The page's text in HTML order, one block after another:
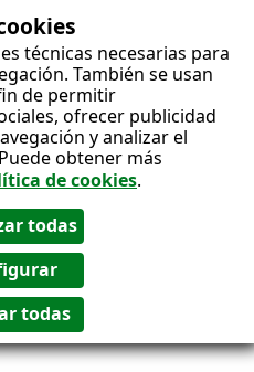
técnicas necesarias para
También se usan
de permitir
ofrecer publicidad
y analizar el
obtener más
de cookies.